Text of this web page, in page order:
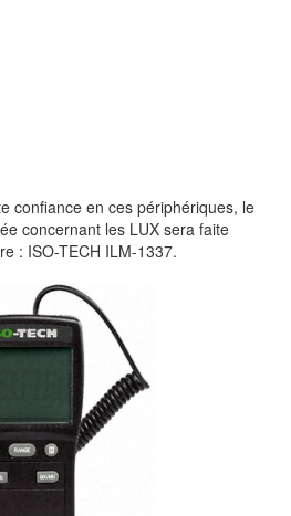
confiance en ces périphériques, le
concernant les LUX sera faite
: ISO-TECH ILM-1337.